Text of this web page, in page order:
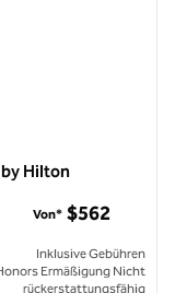
Hilton
Von* $562
Inklusive Gebühren
Ermäßigung Nicht
rückerstattungsfähig